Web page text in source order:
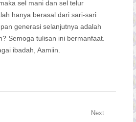
sel mani dan sel telur
hanya berasal dari sari-sari
generasi selanjutnya adalah
Semoga tulisan ini bermanfaat.
ibadah, Aamiin.
Next